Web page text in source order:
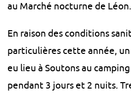
au Marché nocturne de Léon.
En raison des conditions
particulières cette année, un
eu lieu à Soutons au
pendant 3 jours et 2 nuits.